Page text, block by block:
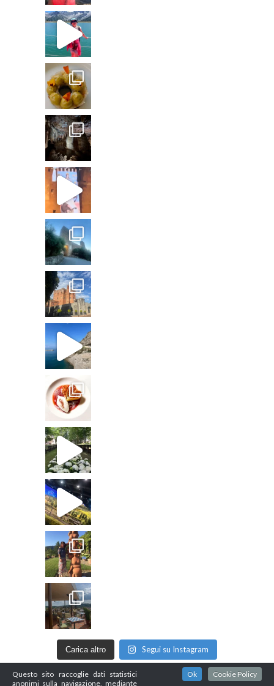
Carica altro Segui su Instagram
Questo sito raccoglie dati statistici
anonimi sulla navigazione, mediante
Ok Cookie Policy